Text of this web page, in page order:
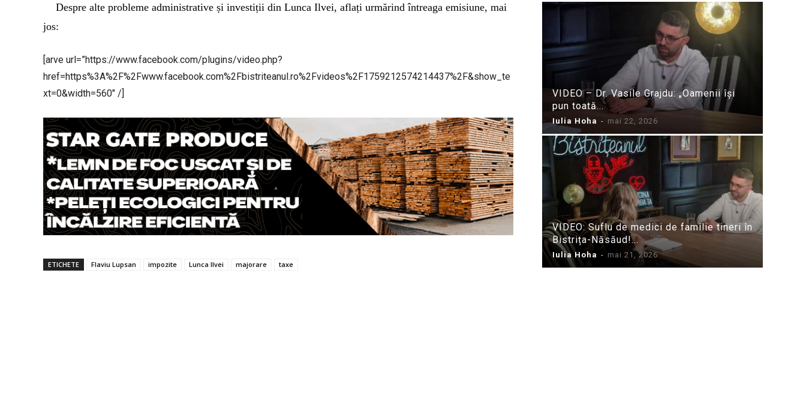
Despre alte probleme administrative și investiții din Lunca Ilvei, aflați urmărind întreaga emisiune, mai
jos:
[arve url=”https://www.facebook.com/plugins/video.php?
href=https%3A%2F%2Fwww.facebook.com%2Fbistriteanul.ro%2Fvideos%2F1759212574214437%2F&show_te
xt=0&width=560″ /]
ETICHETE Flaviu Lupsan impozite Lunca Ilvei majorare taxe
VIDEO – Dr. Vasile Grajdu: „Oamenii își
pun toată...
Iulia Hoha - mai 22, 2026
VIDEO: Suflu de medici de familie tineri în
Bistrița-Năsăud!...
Iulia Hoha - mai 21, 2026